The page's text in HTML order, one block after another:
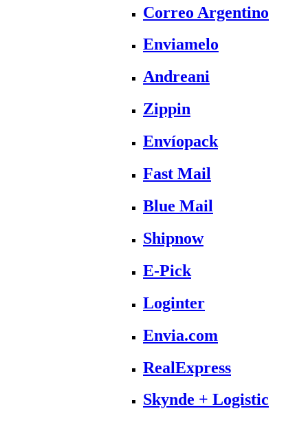
Correo Argentino
Enviamelo
Andreani
Zippin
Envíopack
Fast Mail
Blue Mail
Shipnow
E-Pick
Loginter
Envia.com
RealExpress
Skynde + Logistic